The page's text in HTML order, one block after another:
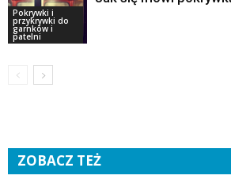
Pokrywki i
przykrywki do
garnków i
patelni
ZOBACZ TEŻ